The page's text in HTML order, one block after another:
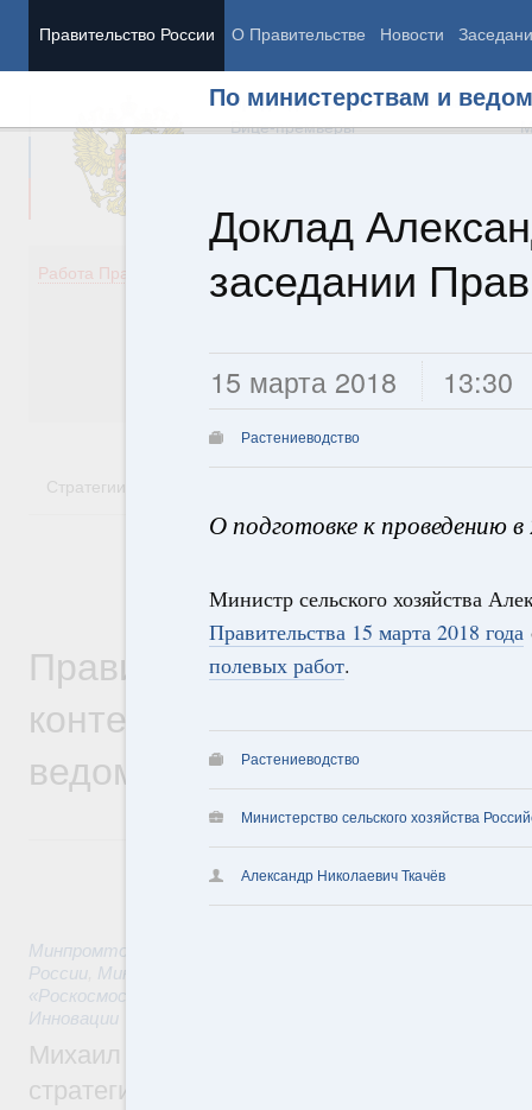
Правительство России О Правительстве Новости
По министерствам и
Доклад
заседании
15 марта 2018 13:30
Растениеводство
О подготовке к проведению
Министр сельского хозяйства
Правительства 15 марта 2018 года
полевых работ.
Растениеводство
Министерство сельского хозяйства
Александр Николаевич Ткачёв
Председатель Правительства
Вице-премьеры
Работа Правительства
Демография
Здоровье
Общество
Государство
Стратегии
Правительственная
контексте работы
ведомств
Минпромторг России
России Минсельхоз России
«Роскосмос»
Инновации
Михаил Мишустин дал поручения по
стратегической сессии о